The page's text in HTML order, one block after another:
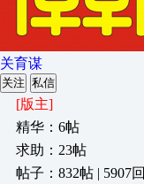
关育谋
关注 私信
[版主]
精华：6帖
求助：23帖
帖子：832帖 | 5907回